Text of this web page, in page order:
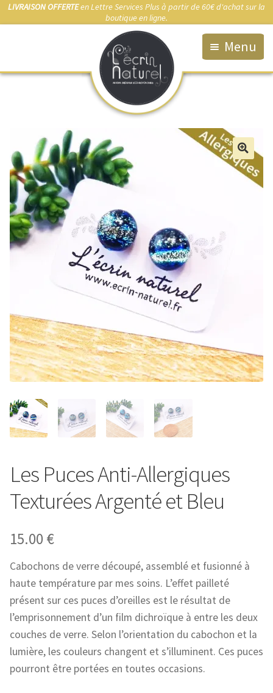
LIVRAISON OFFERTEen Lettre Services Plus à partir de 60€ d'achat sur la
boutique en ligne.
Menu
Accueil
La Boutique
Qui suis-je ?
Fabrication artisanale
Démarche éco-responsable
Bijou sur-mesure
Marchés & Points de vente
Anti-allergies
Entretien de votre bijou
Votre Panier
Contact
🔍
Les Puces Anti-Allergiques
Texturées Argenté et Bleu
15.00 €
Cabochons de verre découpé, assemblé et fusionné à
haute température par mes soins. L’effet pailleté
présent sur ces puces d’oreilles est le résultat de
l’emprisonnement d’un film dichroïque à entre les deux
couches de verre. Selon l’orientation du cabochon et la
lumière, les couleurs changent et s’illuminent. Ces puces
pourront être portées en toutes occasions.